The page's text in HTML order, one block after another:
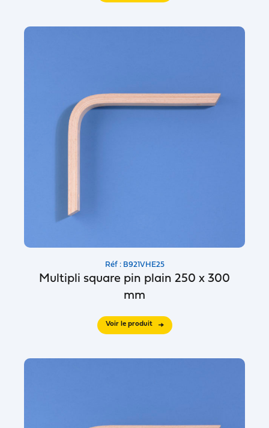
Réf : B921VHE25
Multipli square pin plain 250 x 300
mm
Voir le produit